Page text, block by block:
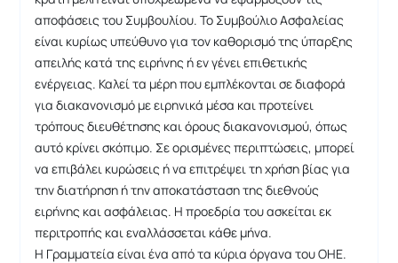
αποφάσεις του Συμβουλίου. Το Συμβούλιο Ασφαλείας
είναι κυρίως υπεύθυνο για τον καθορισμό της ύπαρξης
απειλής κατά της ειρήνης ή εν γένει επιθετικής
ενέργειας. Καλεί τα μέρη που εμπλέκονται σε διαφορά
για διακανονισμό με ειρηνικά μέσα και προτείνει
τρόπους διευθέτησης και όρους διακανονισμού, όπως
αυτό κρίνει σκόπιμο. Σε ορισμένες περιπτώσεις, μπορεί
να επιβάλει κυρώσεις ή να επιτρέψει τη χρήση βίας για
την διατήρηση ή την αποκατάσταση της διεθνούς
ειρήνης και ασφάλειας. Η προεδρία του ασκείται εκ
περιτροπής και εναλλάσσεται κάθε μήνα.
Η Γραμματεία είναι ένα από τα κύρια όργανα του ΟΗΕ.